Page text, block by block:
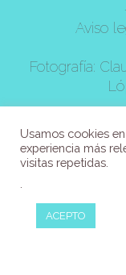
Aviso
Fotografía:
Usamos cookies
experiencia más
visitas repetidas.
ACEPTO